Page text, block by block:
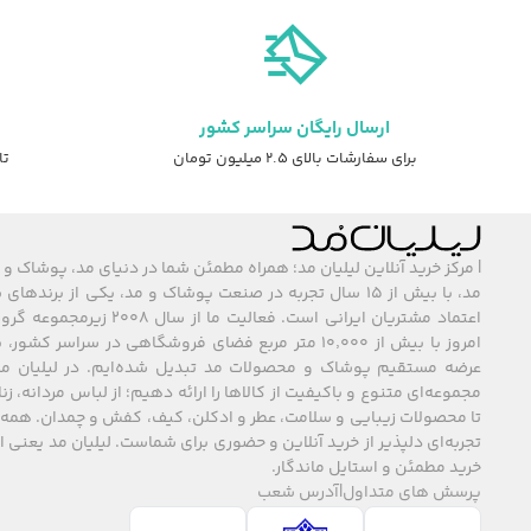
ارسال رایگان سراسر کشور
برای سفارشات بالای ۲.۵ میلیون تومان تا ۷ روز
| مرکز خرید آنلاین لیلیان مد؛ همراه مطمئن شما در دنیای مد، پوشاک
مد، با بیش از ۱۵ سال تجربه در صنعت پوشاک و مد، یکی از
اعتماد مشتریان ایرانی است.
امروز با بیش از ۱۰٬۰۰۰ متر مربع فضای فروشگاهی در
عرضه مستقیم پوشاک و محصولات مد تبدیل شده‌ایم. در لیلیان
مجموعه‌ای متنوع و باکیفیت از کالاها را ارائه دهیم؛ از لباس مردانه،
تا محصولات زیبایی و سلامت، عطر و ادکلن، کیف، کفش و چمدان.
تجربه‌ای دلپذیر از خرید آنلاین و حضوری برای شماست. لیلیان مد
خرید مطمئن و استایل ماندگار.
پرسش های متداول|آدرس شعب